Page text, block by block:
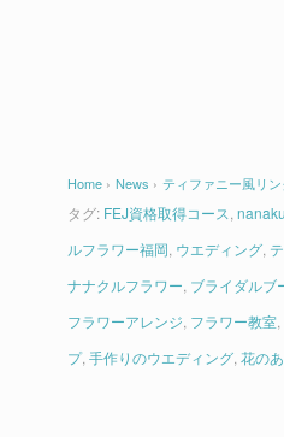
Home › News › ティファニー風リ
タグ: FEJ資格取得コース
ルフラワー福岡 ウエディング
ナナクルフラワー ブライダルブ
フラワーアレンジ フラワー教室
プ, 手作りのウエディング 花の